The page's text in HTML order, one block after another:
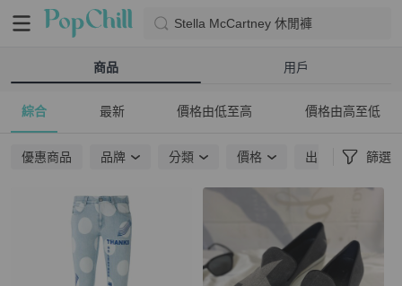
Stella McCartney 休閒褲
商品 用戶
綜合 最新 價格由低至高 價格由高至低
優惠商品 品牌 分類 價格 出貨地點 篩選